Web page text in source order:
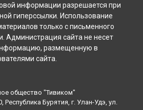
информации разрешается при
гиперссылки. Использование
только с письменного
Администрация сайта не несет
размещенную в
сайта.
общество "Тивиком"
Республика Бурятия, г. Улан-Удэ, ул.